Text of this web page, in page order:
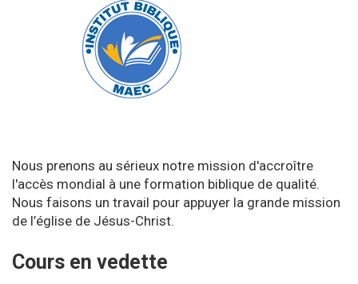
Nous prenons au sérieux notre mission d'accroître
l'accès mondial à une formation biblique de qualité.
Nous faisons un travail pour appuyer la grande mission
de l’église de Jésus-Christ.
Cours en vedette